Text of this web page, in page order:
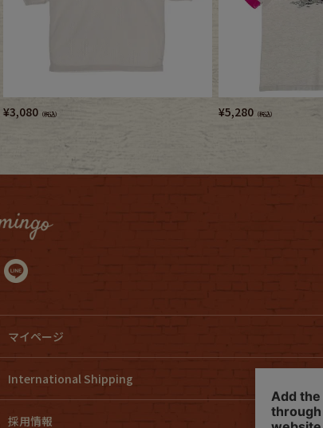
¥3,080 （税込） ¥5,280 （税込）
マイページ
International Shipping
採用情報